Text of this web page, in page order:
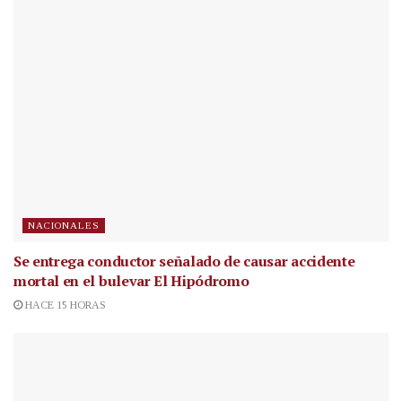
NACIONALES
Se entrega conductor señalado de causar accidente
mortal en el bulevar El Hipódromo
HACE 15 HORAS